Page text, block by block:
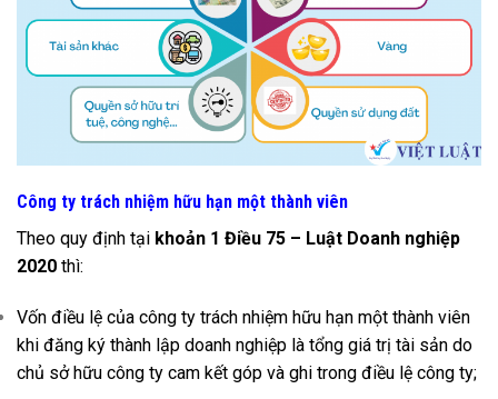
Công ty trách nhiệm hữu hạn một thành viên
Theo quy định tại khoản 1 Điều 75 – Luật Doanh nghiệp
2020 thì:
Vốn điều lệ của công ty trách nhiệm hữu hạn một thành viên
khi đăng ký thành lập doanh nghiệp là tổng giá trị tài sản do
chủ sở hữu công ty cam kết góp và ghi trong điều lệ công ty;